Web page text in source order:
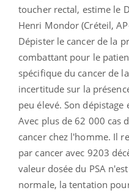
toucher rectal, estime le
Henri Mondor (Créteil,
Dépister le cancer de la
combattant pour le
spécifique du cancer de
incertitude sur la
peu élevé. Son
Avec plus de 62 000 cas
cancer chez l'homme. Il
par cancer avec 9203
valeur dosée du PSA
normale, la tentation